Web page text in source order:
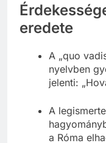
eredete
A „quo
nyelvben
jelenti:
A
a Róma